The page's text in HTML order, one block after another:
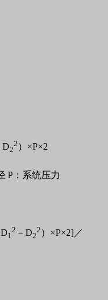
D2
2 ）×P×2
P ：系统压力
D1
2 － D2
2 ）×P×2] ／